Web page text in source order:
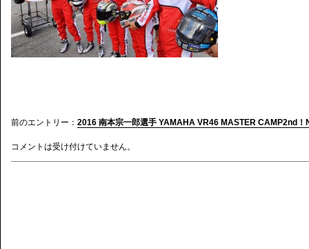
前のエントリー： 2016 南本宗一郎選手 YAMAHA VR46 MASTER CAMP2nd！
コメントは受け付けていません。